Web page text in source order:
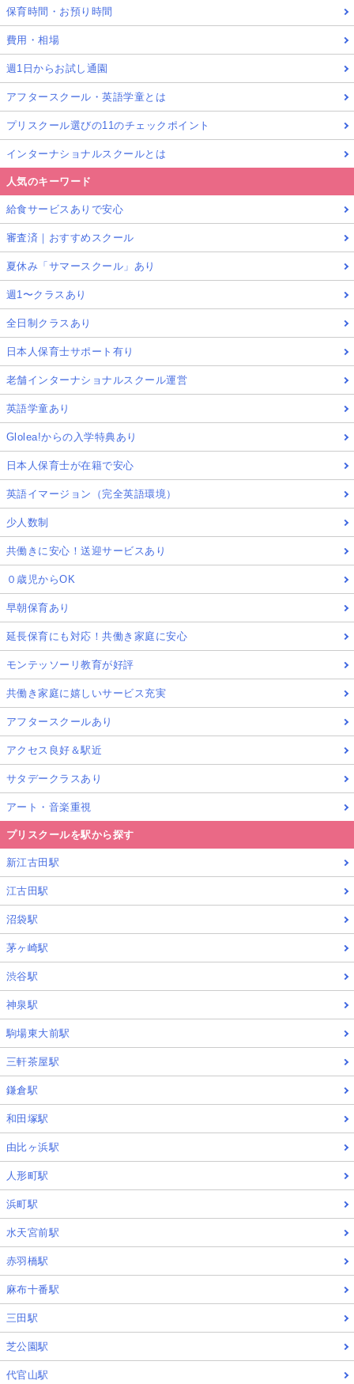
保育時間・お預り時間
費用・相場
週1日からお試し通園
アフタースクール・英語学童とは
プリスクール選びの11のチェックポイント
インターナショナルスクールとは
人気のキーワード
給食サービスありで安心
審査済｜おすすめスクール
夏休み「サマースクール」あり
週1〜クラスあり
全日制クラスあり
日本人保育士サポート有り
老舗インターナショナルスクール運営
英語学童あり
Glolea!からの入学特典あり
日本人保育士が在籍で安心
英語イマージョン（完全英語環境）
少人数制
共働きに安心！送迎サービスあり
０歳児からOK
早朝保育あり
延長保育にも対応！共働き家庭に安心
モンテッソーリ教育が好評
共働き家庭に嬉しいサービス充実
アフタースクールあり
アクセス良好＆駅近
サタデークラスあり
アート・音楽重視
プリスクールを駅から探す
新江古田駅
江古田駅
沼袋駅
茅ヶ崎駅
渋谷駅
神泉駅
駒場東大前駅
三軒茶屋駅
鎌倉駅
和田塚駅
由比ヶ浜駅
人形町駅
浜町駅
水天宮前駅
赤羽橋駅
麻布十番駅
三田駅
芝公園駅
代官山駅